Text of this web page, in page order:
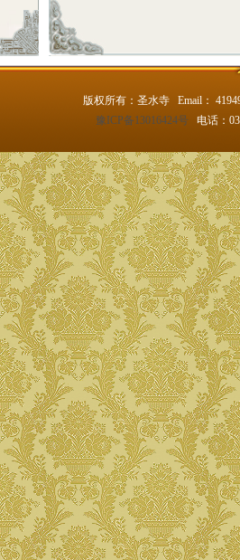
版权所有：圣水寺 Email：
豫ICP备13016424号 电话：